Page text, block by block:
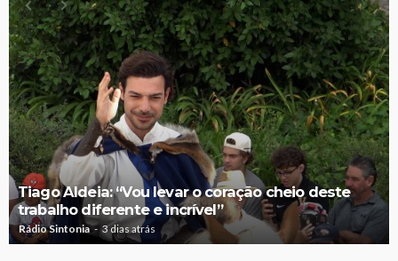
Tiago Aldeia: “Vou levar o coração cheio deste
trabalho diferente e incrível”
Rádio Sintonia 3 dias atrás